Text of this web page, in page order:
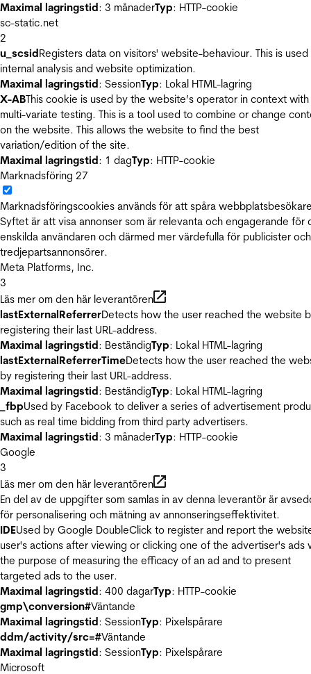
Maximal lagringstid: 3 månaderTyp: HTTP-cookie
sc-static.net
2
u_scsidRegisters data on visitors' website-behaviour. This is
internal analysis and website optimization.
Maximal lagringstid: SessionTyp: Lokal HTML-lagring
X-ABThis cookie is used by the website’s operator in context with
multi-variate testing. This is a tool used to combine or change
on the website. This allows the website to find the best
variation/edition of the site.
Maximal lagringstid: 1 dagTyp: HTTP-cookie
Marknadsföring 27
Marknadsföringscookies används för att spåra
Syftet är att visa annonser som är relevanta och engagerande för
enskilda användaren och därmed mer värdefulla för publicister och
tredjepartsannonsörer.
Meta Platforms, Inc.
3
Läs mer om den här leverantören
lastExternalReferrerDetects how the user reached the website
registering their last URL-address.
Maximal lagringstid: BeständigTyp: Lokal HTML-lagring
lastExternalReferrerTimeDetects how the user reached the
by registering their last URL-address.
Maximal lagringstid: BeständigTyp: Lokal HTML-lagring
_fbpUsed by Facebook to deliver a series of advertisement
such as real time bidding from third party advertisers.
Maximal lagringstid: 3 månaderTyp: HTTP-cookie
Google
3
Läs mer om den här leverantören
En del av de uppgifter som samlas in av denna leverantör är
för personalisering och mätning av annonseringseffektivitet.
IDEUsed by Google DoubleClick to register and report the
user's actions after viewing or clicking one of the advertiser's ads
the purpose of measuring the efficacy of an ad and to present
targeted ads to the user.
Maximal lagringstid: 400 dagarTyp: HTTP-cookie
gmp\conversion#Väntande
Maximal lagringstid: SessionTyp: Pixelspårare
ddm/activity/src=#Väntande
Maximal lagringstid: SessionTyp: Pixelspårare
Microsoft